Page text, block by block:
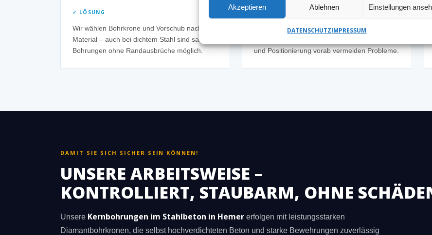
Akzeptieren Ablehnen Einstellungen
DATENSCHUTZIMPRESSUM
✓ LÖSUNG
Wir wählen Bohrkrone und Vorschub nach
Material – auch bei dichtem Stahl sind saubere
Bohrungen ohne Randausbrüche möglich.
✓ LÖSUNG
Kompakte Geräte ermöglichen Bohrungen
und Positionierung vorab vermeiden Probleme.
DAMIT SIE SICH SICHER SEIN KÖNNEN!
UNSERE ARBEITSWEISE –
KONTROLLIERT, STAUBARM, OHNE
Unsere Kernbohrungen im Stahlbeton in Hemer erfolgen mit leistungsstarken
Diamantbohrkronen, die selbst hochverdichteten Beton und starke Bewehrungen zuverlässig